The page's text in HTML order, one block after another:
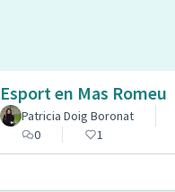
Esport en Mas Romeu
Patricia Doig Boronat
0
1